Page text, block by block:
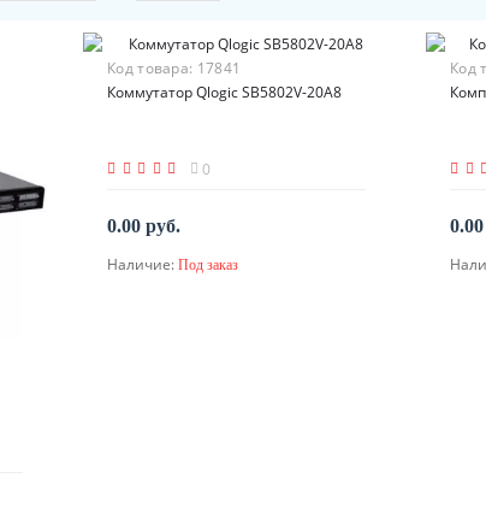
Код товара: 17841
Коммутатор Qlogic SB5802V-20A8
0
0.00 руб.
По запросу
Наличие: Под заказ
Код